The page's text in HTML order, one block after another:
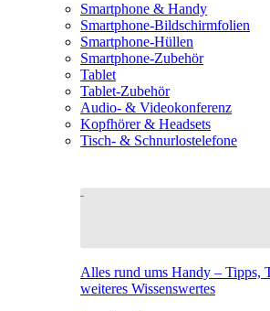
Smartphone & Handy
Smartphone-Bildschirmfolien
Smartphone-Hüllen
Smartphone-Zubehör
Tablet
Tablet-Zubehör
Audio- & Videokonferenz
Kopfhörer & Headsets
Tisch- & Schnurlostelefone
Alles rund ums Handy – Tipps,
weiteres Wissenswertes